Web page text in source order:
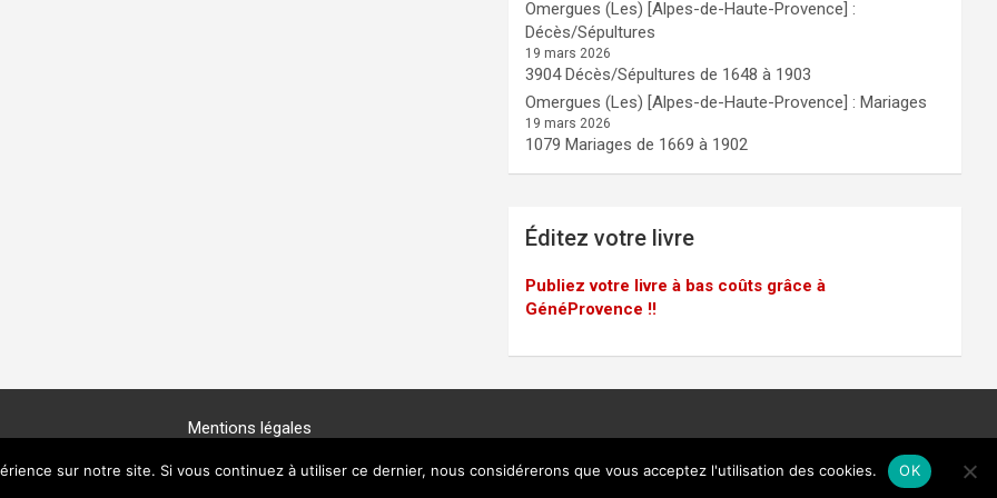
Omergues (Les) [Alpes-de-Haute-Provence] :
Décès/Sépultures
19 mars 2026
3904 Décès/Sépultures de 1648 à 1903
Omergues (Les) [Alpes-de-Haute-Provence] : Mariages
19 mars 2026
1079 Mariages de 1669 à 1902
Éditez votre livre
Publiez votre livre à bas coûts grâce à
GénéProvence !!
Mentions légales
Copyright © 2025 -GénéProvence
sur notre site. Si vous continuez à utiliser ce dernier, nous considérerons que vous acceptez l'utilisation des cookies. OK